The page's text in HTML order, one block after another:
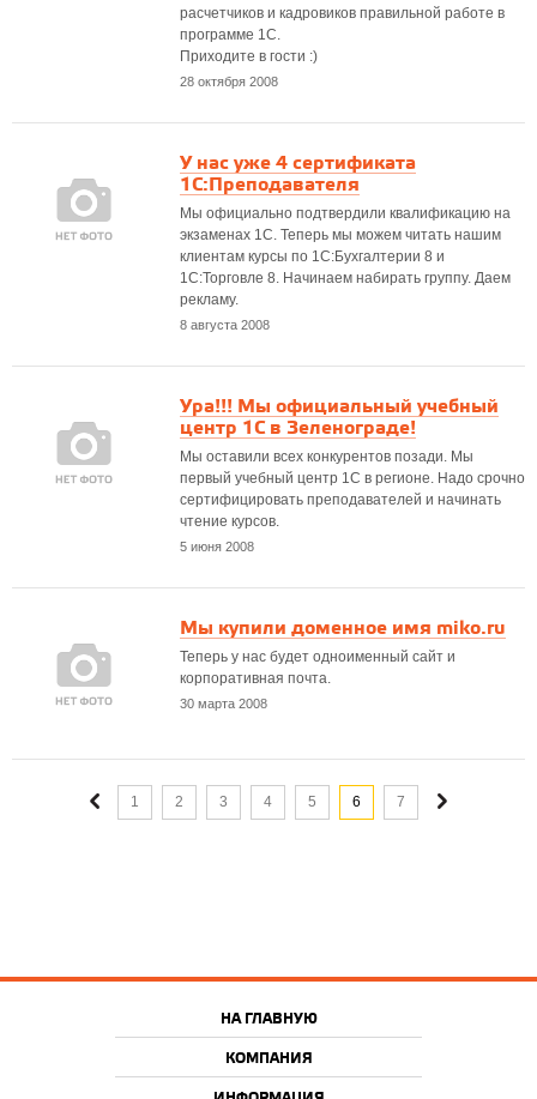
расчетчиков и кадровиков правильной работе в
программе 1С.
Приходите в гости :)
28 октября 2008
У нас уже 4 сертификата
1С:Преподавателя
Мы официально подтвердили квалификацию на
экзаменах 1С. Теперь мы можем читать нашим
клиентам курсы по 1С:Бухгалтерии 8 и
1С:Торговле 8. Начинаем набирать группу. Даем
рекламу.
8 августа 2008
Ура!!! Мы официальный учебный
центр 1С в Зеленограде!
Мы оставили всех конкурентов позади. Мы
первый учебный центр 1С в регионе. Надо срочно
сертифицировать преподавателей и начинать
чтение курсов.
5 июня 2008
Мы купили доменное имя miko.ru
Теперь у нас будет одноименный сайт и
корпоративная почта.
30 марта 2008
1 2 3 4 5 6 7
НА ГЛАВНУЮ
КОМПАНИЯ